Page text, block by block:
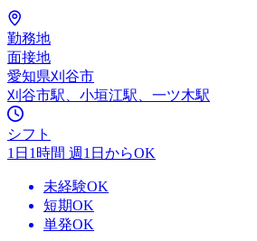
勤務地
面接地
愛知県刈谷市
刈谷市駅、小垣江駅、一ツ木駅
シフト
1日1時間 週1日からOK
未経験OK
短期OK
単発OK